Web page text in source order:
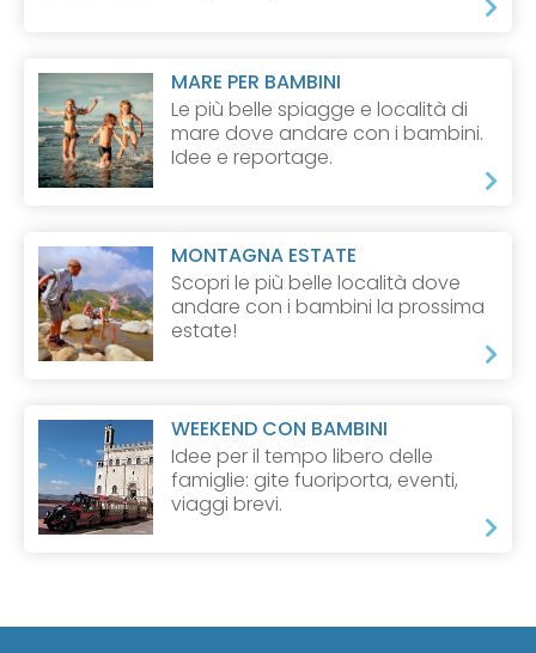
MARE PER BAMBINI
Le più belle spiagge e località di
mare dove andare con i bambini.
Idee e reportage.
MONTAGNA ESTATE
Scopri le più belle località dove
andare con i bambini la prossima
estate!
WEEKEND CON BAMBINI
Idee per il tempo libero delle
famiglie: gite fuoriporta, eventi,
viaggi brevi.